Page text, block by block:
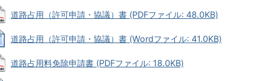
道路占用（許可申請・協議）書 (PDFファイル: 48.0KB)
道路占用（許可申請・協議）書 (Wordファイル: 41.0KB)
道路占用料免除申請書 (PDFファイル: 18.0KB)